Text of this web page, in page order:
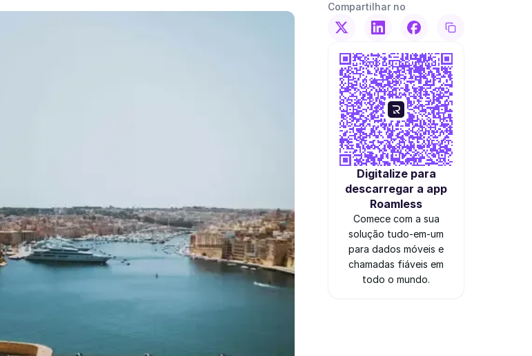
Compartilhar no
Digitalize para
descarregar a app
Roamless
Comece com a sua
solução tudo-em-um
para dados móveis e
chamadas fiáveis em
todo o mundo.